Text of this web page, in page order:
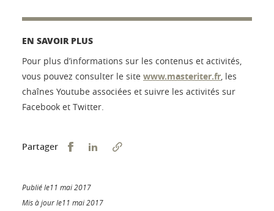
EN SAVOIR PLUS
Pour plus d’informations sur les contenus et activités,
vous pouvez consulter le site www.masteriter.fr, les
chaînes Youtube associées et suivre les activités sur
Facebook et Twitter.
Partager Partager sur Facebook
Partager sur LinkedIn
Publié le11 mai 2017
Mis à jour le11 mai 2017